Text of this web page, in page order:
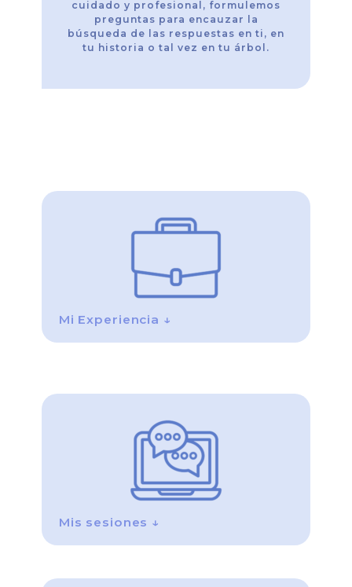
cuidado y profesional, formulemos
preguntas para encauzar la
búsqueda de las respuestas en ti, en
tu historia o tal vez en tu árbol.
Mi Experiencia ↓
Mis sesiones ↓